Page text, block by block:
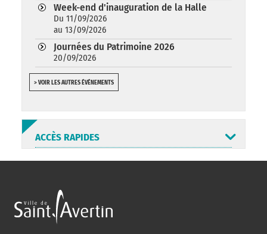
Week-end d'inauguration de la Halle
Du 11/09/2026
au 13/09/2026
Journées du Patrimoine 2026
20/09/2026
> VOIR LES AUTRES ÉVÉNEMENTS
ACCÈS RAPIDES
ANNUAIRE
HORAIRES